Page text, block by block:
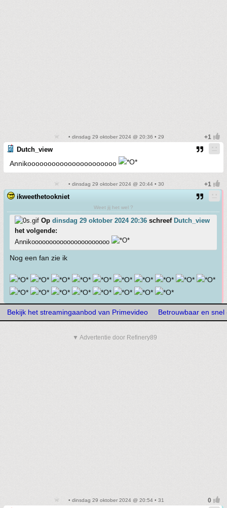
• dinsdag 29 oktober 2024 @ 20:36 • 29
Dutch_view
Annikoooooooooooooooooooooo
• dinsdag 29 oktober 2024 @ 20:44 • 30
ikweethetookniet
Weet jij het wel ?
Op dinsdag 29 oktober 2024 20:36 schreef Dutch_view
het volgende:
Annikoooooooooooooooooooooo
Nog een fan zie ik
Bekijk het streamingaanbod van Primevideo Betrouwbaar en snel
▼ Advertentie door Refinery89
• dinsdag 29 oktober 2024 @ 20:54 • 31